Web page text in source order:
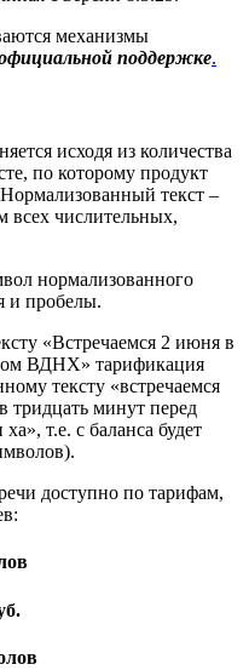
механизмы
поддержке.
исходя из количества
по которому продукт
текст –
всех числительных,
нормализованного
и пробелы.
«Встречаемся 2 июня в
ВДНХ» тарификация
тексту «встречаемся
тридцать минут перед
т.е. с баланса будет
доступно по тарифам,